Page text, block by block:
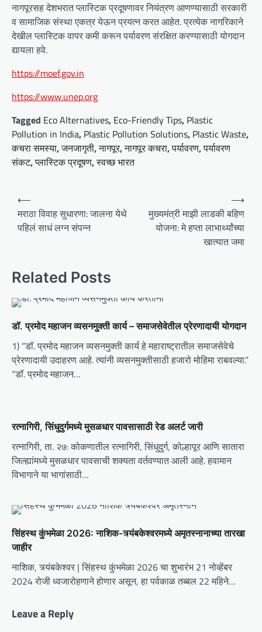
नागपूरसह देशभरात प्लास्टिक प्रदूषणावर नियंत्रण आणण्यासाठी सरकारी
व सामाजिक संस्था एकत्र येऊन प्रयत्न करत आहेत. प्रत्येक नागरिकाने
देखील प्लास्टिक वापर कमी करून पर्यावरण संरक्षित करण्यासाठी योगदान
द्यायला हवे.
https://moef.gov.in
https://www.unep.org
Tagged Eco Alternatives, Eco-Friendly Tips, Plastic
Pollution in India, Plastic Pollution Solutions, Plastic Waste,
कचरा समस्या,जनजागृती,नागपूर,नागपूर कचरा,पर्यावरण,पर्यावरण
संकट,प्लास्टिक प्रदूषण,स्वच्छ भारत
o
n
a
v
i
g
a
t
n
⟵
मराठा विवाह सुधारणा: जालना येथे
पहिलं साधं लग्न संपन्न
मुख्यमंत्री माझी लाडकी बहिण
योजना: मे हप्ता लाभार्थ्यांच्या
खात्यात जमा
⟶
Related Posts
डॉ. प्रमोद महाजन व्यसनमुक्ती कार्य – समाजसेवेतील प्रेरणादायी योगदान
1) “डॉ. प्रमोद महाजन व्यसनमुक्ती कार्य हे महाराष्ट्रातील समाजसेवेचे
प्रेरणादायी उदाहरण आहे. त्यांनी व्यसनमुक्तीसाठी हजारो मोहिमा राबवल्या.”
“डॉ. प्रमोद महाजन…
रत्नागिरी, सिंधुदुर्गमध्ये मुसळधार पावसासाठी रेड अलर्ट जारी
रत्नागिरी, ता. २७: कोकणातील रत्नागिरी, सिंधुदुर्ग, कोल्हापूर आणि सातारा
जिल्ह्यांमध्ये मुसळधार पावसाची शक्यता वर्तवण्यात आली आहे. हवामान
विभागाने या भागांसाठी…
सिंहस्थ कुंभमेळा 2026: नाशिक-त्र्यंबकेश्वरमध्ये अमृतस्नानाच्या तारखा
जाहीर
नाशिक, त्र्यंबकेश्वर | सिंहस्थ कुंभमेळा 2026 चा शुभारंभ 21 नोव्हेंबर
2024 रोजी ध्वजारोहणाने होणार असून, हा पर्वकाळ तब्बल 22 महिने…
Leave a Reply